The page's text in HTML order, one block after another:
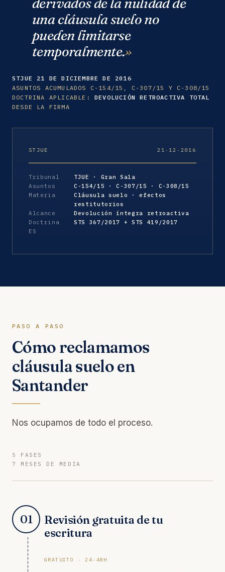
una cláusula suelo no
pueden limitarse
temporalmente.
STJUE 21 DE DICIEMBRE DE 2016
ASUNTOS ACUMULADOS C-154/15, C-307/15 Y C-308/15
DOCTRINA APLICABLE: DEVOLUCIÓN RETROACTIVA TOTAL
DESDE LA FIRMA
STJUE 21·12·2016
Tribunal
TJUE · Gran Sala
Asuntos
C-154/15 · C-307/15 · C-308/15
Materia
Cláusula suelo · efectos
restitutorios
Alcance
Devolución íntegra retroactiva
Doctrina
ES
STS 367/2017 + STS 419/2017
PASO A PASO
Cómo reclamamos
cláusula suelo en
Santander
Nos ocupamos de todo el proceso.
5 FASES
7 MESES DE MEDIA
01
Revisión gratuita de tu
escritura
GRATUITO · 24-48H